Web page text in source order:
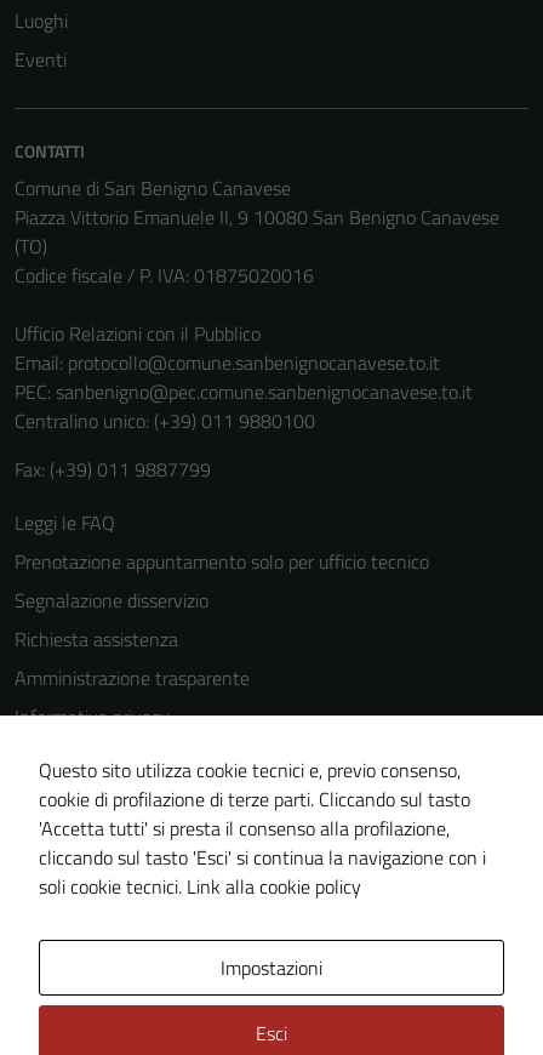
Luoghi
Eventi
CONTATTI
Comune di San Benigno Canavese
Piazza Vittorio Emanuele II, 9 10080 San Benigno Canavese
(TO)
Codice fiscale / P. IVA: 01875020016
Ufficio Relazioni con il Pubblico
Email: protocollo@comune.sanbenignocanavese.to.it
PEC: sanbenigno@pec.comune.sanbenignocanavese.to.it
Centralino unico: (+39) 011 9880100
Fax: (+39) 011 9887799
Leggi le FAQ
Prenotazione appuntamento solo per ufficio tecnico
Segnalazione disservizio
Richiesta assistenza
Amministrazione trasparente
Informativa privacy
Cookie Policy
Note legali
Dichiarazione di accessibilità
Piano di miglioramento del sito
Questo sito utilizza cookie tecnici e, previo consenso,
cookie di profilazione di terze parti. Cliccando sul tasto
'Accetta tutti' si presta il consenso alla profilazione,
cliccando sul tasto 'Esci' si continua la navigazione con i
soli cookie tecnici. Link alla cookie policy
Impostazioni
Esci